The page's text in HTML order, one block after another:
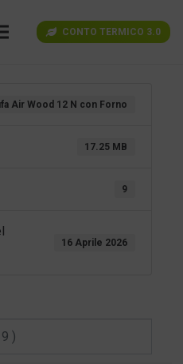
CONTO TERMICO 3.0
Air Wood 12 N con Forno
17.25 MB
9
16 Aprile 2026